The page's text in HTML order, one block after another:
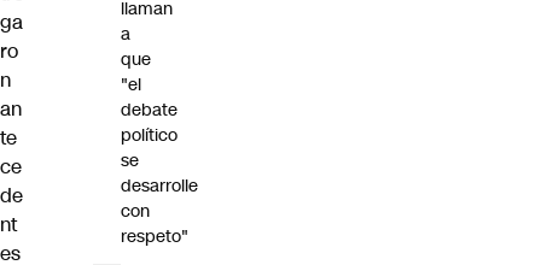
ga
ro
n
an
te
ce
de
nt
es
llaman
a
que
"el
debate
político
se
desarrolle
con
respeto"